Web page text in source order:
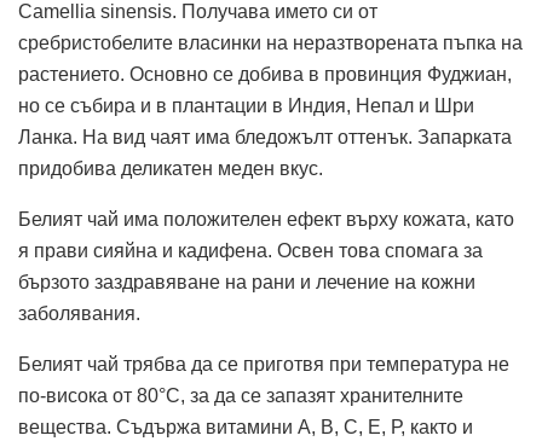
Camellia sinensis. Получава името си от
сребристобелите власинки на неразтворената пъпка на
растението. Основно се добива в провинция Фуджиан,
но се събира и в плантации в Индия, Непал и Шри
Ланка. На вид чаят има бледожълт оттенък. Запарката
придобива деликатен меден вкус.
Белият чай има положителен ефект върху кожата, като
я прави сияйна и кадифена. Освен това спомага за
бързото заздравяване на рани и лечение на кожни
заболявания.
Белият чай трябва да се приготвя при температура не
по-висока от 80°C, за да се запазят хранителните
вещества. Съдържа витамини А, В, С, Е, Р, както и